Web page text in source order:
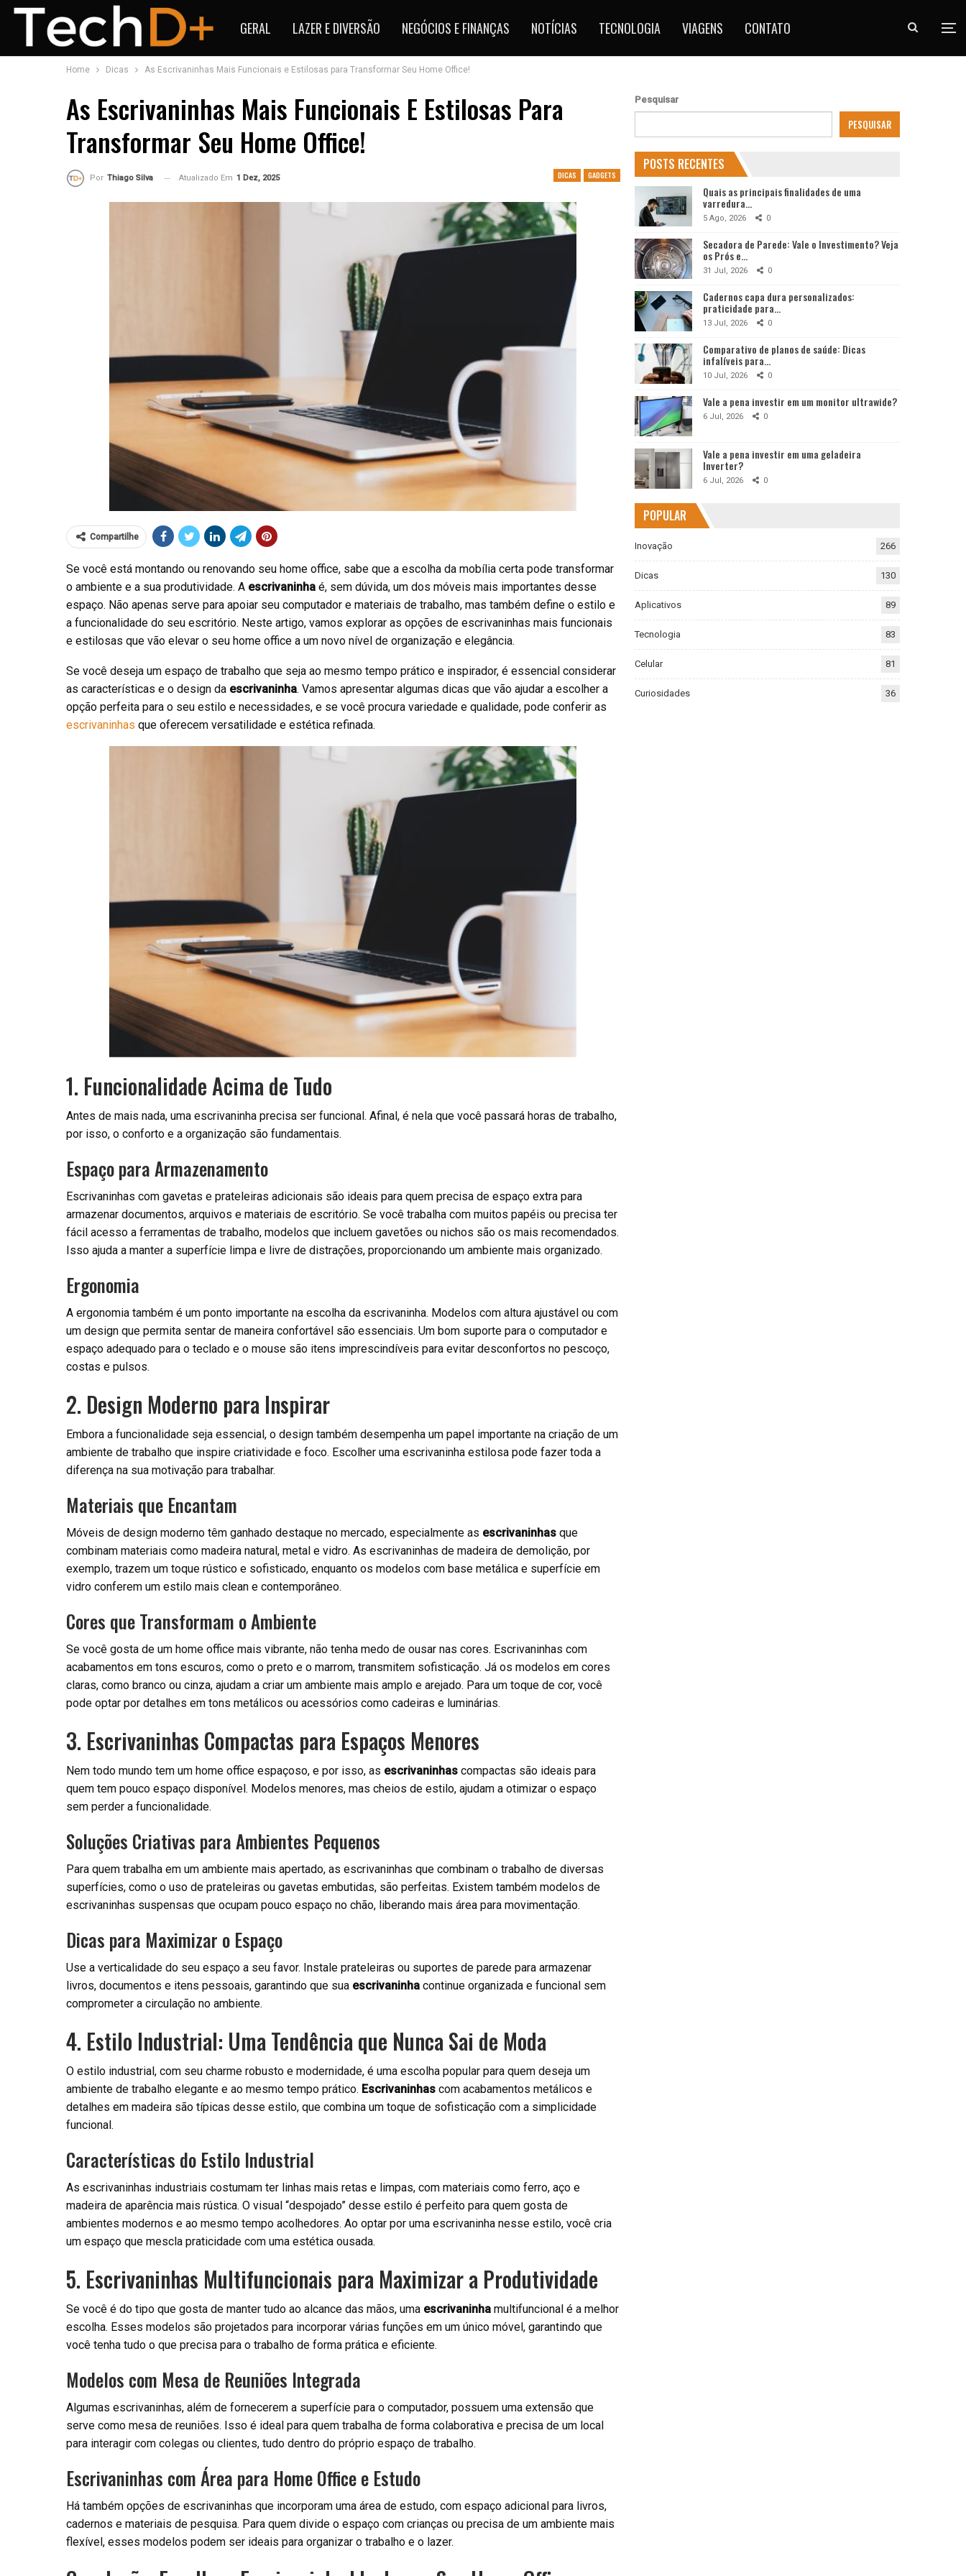
GERAL LAZER E DIVERSÃO NEGÓCIOS E FINANÇAS NOTÍCIAS TECNOLOGIA VIAGENS CONTATO
Home Dicas As Escrivaninhas Mais Funcionais e Estilosas para Transformar Seu Home Office!
As Escrivaninhas Mais Funcionais E Estilosas Para
Transformar Seu Home Office!
DICAS GADGETS
Por Thiago Silva Atualizado Em 1 Dez, 2025
Compartilhe
Se você está montando ou renovando seu home office, sabe que a escolha da mobília certa pode transformar
o ambiente e a sua produtividade. A escrivaninha é, sem dúvida, um dos móveis mais importantes desse
espaço. Não apenas serve para apoiar seu computador e materiais de trabalho, mas também define o estilo e
a funcionalidade do seu escritório. Neste artigo, vamos explorar as opções de escrivaninhas mais funcionais
e estilosas que vão elevar o seu home office a um novo nível de organização e elegância.
Se você deseja um espaço de trabalho que seja ao mesmo tempo prático e inspirador, é essencial considerar
as características e o design da escrivaninha. Vamos apresentar algumas dicas que vão ajudar a escolher a
opção perfeita para o seu estilo e necessidades, e se você procura variedade e qualidade, pode conferir as
escrivaninhas que oferecem versatilidade e estética refinada.
1. Funcionalidade Acima de Tudo
Antes de mais nada, uma escrivaninha precisa ser funcional. Afinal, é nela que você passará horas de trabalho,
por isso, o conforto e a organização são fundamentais.
Espaço para Armazenamento
Escrivaninhas com gavetas e prateleiras adicionais são ideais para quem precisa de espaço extra para
armazenar documentos, arquivos e materiais de escritório. Se você trabalha com muitos papéis ou precisa ter
fácil acesso a ferramentas de trabalho, modelos que incluem gavetões ou nichos são os mais recomendados.
Isso ajuda a manter a superfície limpa e livre de distrações, proporcionando um ambiente mais organizado.
Ergonomia
A ergonomia também é um ponto importante na escolha da escrivaninha. Modelos com altura ajustável ou com
um design que permita sentar de maneira confortável são essenciais. Um bom suporte para o computador e
espaço adequado para o teclado e o mouse são itens imprescindíveis para evitar desconfortos no pescoço,
costas e pulsos.
2. Design Moderno para Inspirar
Embora a funcionalidade seja essencial, o design também desempenha um papel importante na criação de um
ambiente de trabalho que inspire criatividade e foco. Escolher uma escrivaninha estilosa pode fazer toda a
diferença na sua motivação para trabalhar.
Materiais que Encantam
Móveis de design moderno têm ganhado destaque no mercado, especialmente as escrivaninhas que
combinam materiais como madeira natural, metal e vidro. As escrivaninhas de madeira de demolição, por
exemplo, trazem um toque rústico e sofisticado, enquanto os modelos com base metálica e superfície em
vidro conferem um estilo mais clean e contemporâneo.
Cores que Transformam o Ambiente
Se você gosta de um home office mais vibrante, não tenha medo de ousar nas cores. Escrivaninhas com
acabamentos em tons escuros, como o preto e o marrom, transmitem sofisticação. Já os modelos em cores
claras, como branco ou cinza, ajudam a criar um ambiente mais amplo e arejado. Para um toque de cor, você
pode optar por detalhes em tons metálicos ou acessórios como cadeiras e luminárias.
3. Escrivaninhas Compactas para Espaços Menores
Nem todo mundo tem um home office espaçoso, e por isso, as escrivaninhas compactas são ideais para
quem tem pouco espaço disponível. Modelos menores, mas cheios de estilo, ajudam a otimizar o espaço
sem perder a funcionalidade.
Soluções Criativas para Ambientes Pequenos
Para quem trabalha em um ambiente mais apertado, as escrivaninhas que combinam o trabalho de diversas
superfícies, como o uso de prateleiras ou gavetas embutidas, são perfeitas. Existem também modelos de
escrivaninhas suspensas que ocupam pouco espaço no chão, liberando mais área para movimentação.
Dicas para Maximizar o Espaço
Use a verticalidade do seu espaço a seu favor. Instale prateleiras ou suportes de parede para armazenar
livros, documentos e itens pessoais, garantindo que sua escrivaninha continue organizada e funcional sem
comprometer a circulação no ambiente.
4. Estilo Industrial: Uma Tendência que Nunca Sai de Moda
O estilo industrial, com seu charme robusto e modernidade, é uma escolha popular para quem deseja um
ambiente de trabalho elegante e ao mesmo tempo prático. Escrivaninhas com acabamentos metálicos e
detalhes em madeira são típicas desse estilo, que combina um toque de sofisticação com a simplicidade
funcional.
Características do Estilo Industrial
As escrivaninhas industriais costumam ter linhas mais retas e limpas, com materiais como ferro, aço e
madeira de aparência mais rústica. O visual “despojado” desse estilo é perfeito para quem gosta de
ambientes modernos e ao mesmo tempo acolhedores. Ao optar por uma escrivaninha nesse estilo, você cria
um espaço que mescla praticidade com uma estética ousada.
5. Escrivaninhas Multifuncionais para Maximizar a Produtividade
Se você é do tipo que gosta de manter tudo ao alcance das mãos, uma escrivaninha multifuncional é a melhor
escolha. Esses modelos são projetados para incorporar várias funções em um único móvel, garantindo que
você tenha tudo o que precisa para o trabalho de forma prática e eficiente.
Modelos com Mesa de Reuniões Integrada
Algumas escrivaninhas, além de fornecerem a superfície para o computador, possuem uma extensão que
serve como mesa de reuniões. Isso é ideal para quem trabalha de forma colaborativa e precisa de um local
para interagir com colegas ou clientes, tudo dentro do próprio espaço de trabalho.
Escrivaninhas com Área para Home Office e Estudo
Há também opções de escrivaninhas que incorporam uma área de estudo, com espaço adicional para livros,
cadernos e materiais de pesquisa. Para quem divide o espaço com crianças ou precisa de um ambiente mais
flexível, esses modelos podem ser ideais para organizar o trabalho e o lazer.
Pesquisar
PESQUISAR
POSTS RECENTES
Quais as principais finalidades de uma
varredura…
5 Ago, 2026 0
Secadora de Parede: Vale o Investimento? Veja
os Prós e…
31 Jul, 2026 0
Cadernos capa dura personalizados:
praticidade para…
13 Jul, 2026 0
Comparativo de planos de saúde: Dicas
infalíveis para…
10 Jul, 2026 0
Vale a pena investir em um monitor ultrawide?
6 Jul, 2026 0
Vale a pena investir em uma geladeira
Inverter?
6 Jul, 2026 0
POPULAR
Inovação 266
Dicas 130
Aplicativos 89
Tecnologia 83
Celular 81
Curiosidades 36